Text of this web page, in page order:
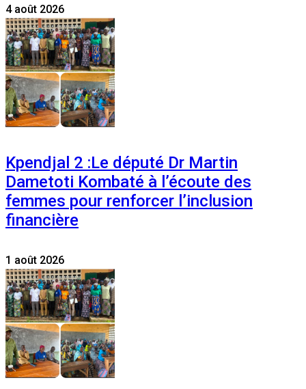
4 août 2026
Kpendjal 2 :Le député Dr Martin
Dametoti Kombaté à l’écoute des
femmes pour renforcer l’inclusion
financière
1 août 2026